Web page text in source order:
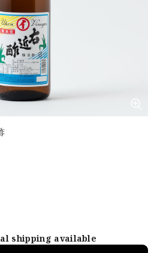
shipping available